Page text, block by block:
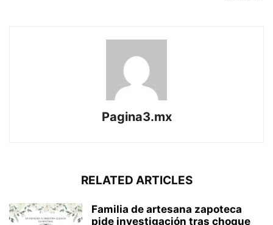
Pagina3.mx
RELATED ARTICLES
Familia de artesana zapoteca
pide investigación tras choque